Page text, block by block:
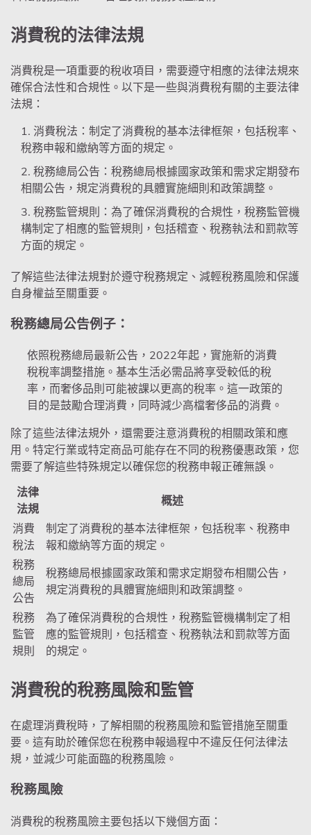
消費稅的法律法規
消費稅是一項重要的稅收項目，需要遵守相應的法律法規來
確保合法性和合規性。以下是一些與消費稅有關的主要法律
法規：
消費稅法：制定了消費稅的基本法律框架，包括稅率、
稅務申報和繳納等方面的規定。
稅務總局公告：稅務總局根據國家政策和需求定期發布
相關公告，規定消費稅的具體實施細則和政策調整。
稅務監管規則：為了確保消費稅的合規性，稅務監管機
構制定了相應的監管規則，包括稽查、稅務執法和罰款等
方面的規定。
了解這些法律法規對於遵守稅務規定、減輕稅務風險和保護
自身權益至關重要。
稅務總局公告例子：
依照稅務總局最新公告，2022年起，實施新的消費
稅稅率調整措施。基本生活必需品將享受較低的稅
率，而奢侈品則可能被課以更高的稅率。這一政策的
目的是鼓勵合理消費，同時減少高檔奢侈品的消費。
除了這些法律法規外，還需要注意消費稅的相關政策和應
用。特定行業或特定商品可能存在不同的稅務優惠政策，您
需要了解這些特殊規定以確保您的稅務申報正確無誤。
法律
法規
概述
消費
稅法
制定了消費稅的基本法律框架，包括稅率、稅務申
報和繳納等方面的規定。
稅務
總局
公告
稅務總局根據國家政策和需求定期發布相關公告，
規定消費稅的具體實施細則和政策調整。
稅務
監管
規則
為了確保消費稅的合規性，稅務監管機構制定了相
應的監管規則，包括稽查、稅務執法和罰款等方面
的規定。
消費稅的稅務風險和監管
在處理消費稅時，了解相關的稅務風險和監管措施至關重
要。這有助於確保您在稅務申報過程中不違反任何法律法
規，並減少可能面臨的稅務風險。
稅務風險
消費稅的稅務風險主要包括以下幾個方面：